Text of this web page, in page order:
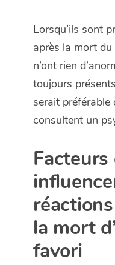
Lorsqu’ils sont
après la mort
n’ont rien
toujours
serait préférable
consultent un
Facteurs
la mort
favori